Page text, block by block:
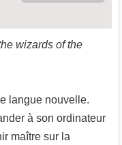
wizards of the
langue nouvelle.
à son ordinateur
maître sur la